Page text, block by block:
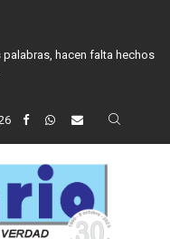
hacen falta hechos